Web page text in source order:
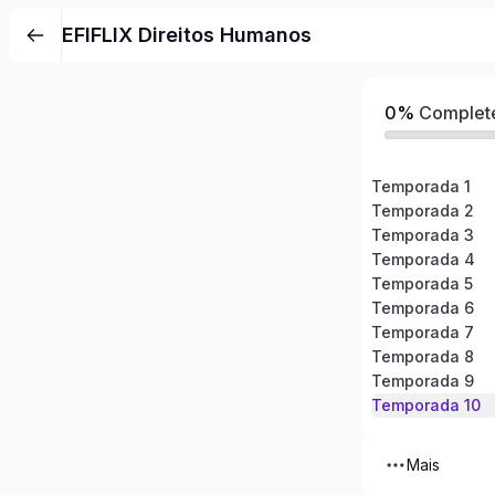
para
EFIFLIX Direitos Humanos
0%
Temporada 1
Temporada 2
Temporada 3
Temporada 4
Temporada 5
Temporada 6
Temporada 7
Temporada 8
Temporada 9
Temporada 10
Mais